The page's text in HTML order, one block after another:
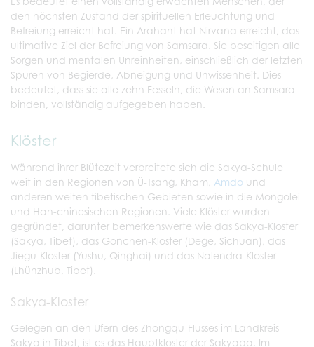
den höchsten Zustand der spirituellen Erleuchtung und
Befreiung erreicht hat. Ein Arahant hat Nirvana erreicht, das
ultimative Ziel der Befreiung von Samsara. Sie beseitigen alle
Sorgen und mentalen Unreinheiten, einschließlich der letzten
Spuren von Begierde, Abneigung und Unwissenheit. Dies
bedeutet, dass sie alle zehn Fesseln, die Wesen an Samsara
binden, vollständig aufgegeben haben.
Klöster
Während ihrer Blütezeit verbreitete sich die Sakya-Schule
weit in den Regionen von Ü-Tsang, Kham, Amdo und
anderen weiten tibetischen Gebieten sowie in die Mongolei
und Han-chinesischen Regionen. Viele Klöster wurden
gegründet, darunter bemerkenswerte wie das Sakya-Kloster
(Sakya, Tibet), das Gonchen-Kloster (Dege, Sichuan), das
Jiegu-Kloster (Yushu, Qinghai) und das Nalendra-Kloster
(Lhünzhub, Tibet).
Sakya-Kloster
Gelegen an den Ufern des Zhongqu-Flusses im Landkreis
Sakya in Tibet, ist es das Hauptkloster der Sakyapa. Im